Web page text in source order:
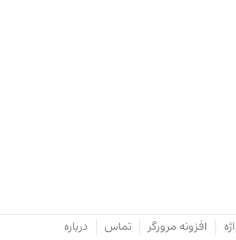
افزونه مرورگر تماس درباره